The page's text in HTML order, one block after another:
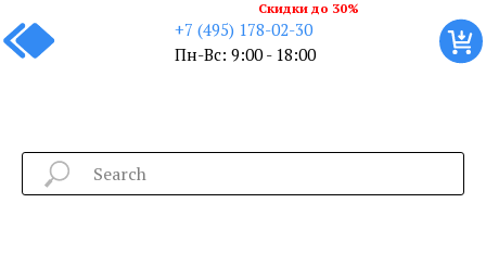
+7 (495) 178-02-30
Пн-Вс: 9:00 - 18:00
Скидки до 30%